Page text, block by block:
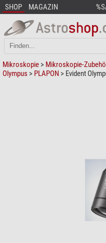
SHOP MAGAZIN
Mikroskopie > Mikroskopie-
Olympus > PLAPON > Evident